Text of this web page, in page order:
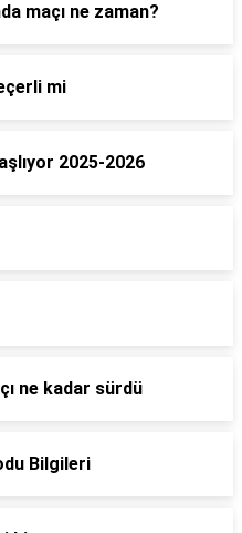
maçı ne zaman?
mi
2025-2026
ne kadar sürdü
Bilgileri